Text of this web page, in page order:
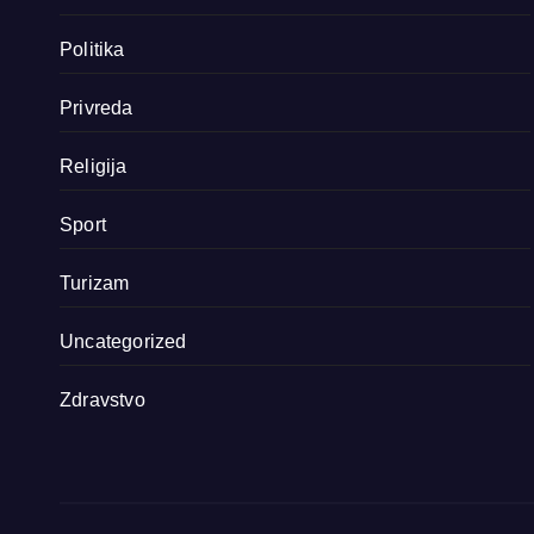
Politika
Privreda
Religija
Sport
Turizam
Uncategorized
Zdravstvo